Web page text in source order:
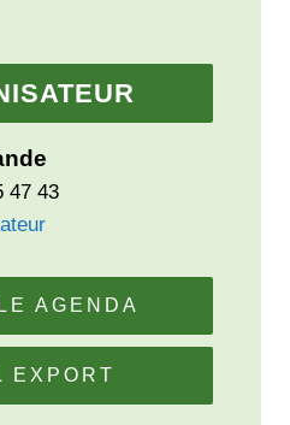
47 43
AGENDA
EXPORT